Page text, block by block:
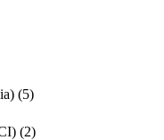
(5)
(2)